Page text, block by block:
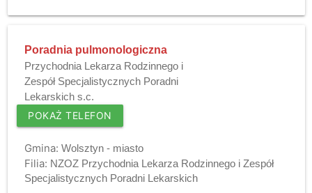
Poradnia pulmonologiczna
Przychodnia Lekarza Rodzinnego i
Zespół Specjalistycznych Poradni
Lekarskich s.c.
POKAŻ TELEFON
Gmina: Wolsztyn - miasto
Filia: NZOZ Przychodnia Lekarza Rodzinnego i Zespół
Specjalistycznych Poradni Lekarskich